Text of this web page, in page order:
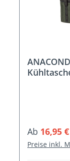
Ab 16,95 €
Preise inkl.